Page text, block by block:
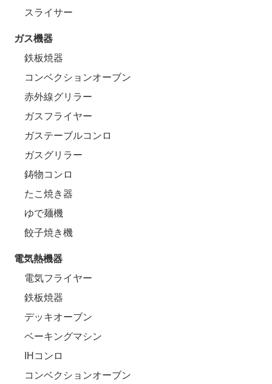
スライサー
ガス機器
鉄板焼器
コンベクションオーブン
赤外線グリラー
ガスフライヤー
ガステーブルコンロ
ガスグリラー
鋳物コンロ
たこ焼き器
ゆで麺機
餃子焼き機
電気熱機器
電気フライヤー
鉄板焼器
デッキオーブン
ベーキングマシン
IHコンロ
コンベクションオーブン